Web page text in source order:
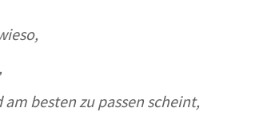
besten zu passen scheint,